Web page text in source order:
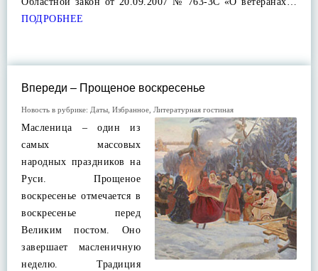
ПОДРОБНЕЕ
Впереди – Прощеное воскресенье
Новость в рубрике: Даты Избранное Литературная гостиная
Масленица – один из
самых массовых
народных праздников на
Руси. Прощеное
воскресенье отмечается в
воскресенье перед
Великим постом. Оно
завершает масленичную
неделю. Традиция